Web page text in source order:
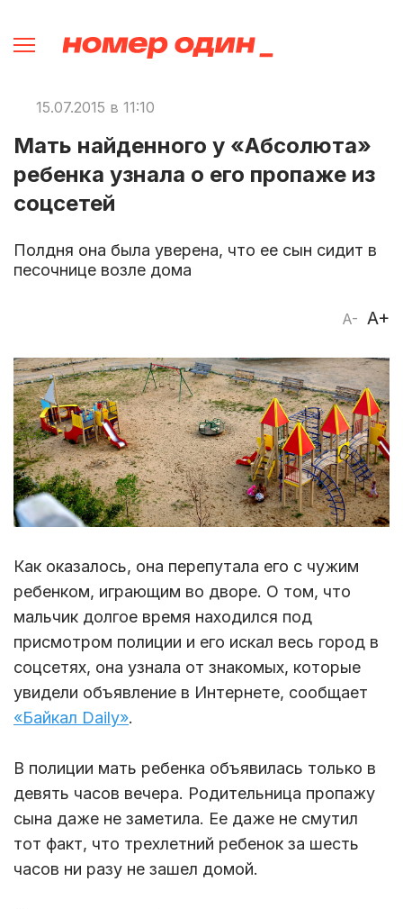
15.07.2015 в 11:10
Мать найденного у «Абсолюта»
ребенка узнала о его пропаже из
соцсетей
Полдня она была уверена, что ее сын сидит в
песочнице возле дома
A- A+
Как оказалось, она перепутала его с чужим
ребенком, играющим во дворе. О том, что
мальчик долгое время находился под
присмотром полиции и его искал весь город в
соцсетях, она узнала от знакомых, которые
увидели объявление в Интернете, сообщает
«Байкал Daily».
В полиции мать ребенка объявилась только в
девять часов вечера. Родительница пропажу
сына даже не заметила. Ее даже не смутил
тот факт, что трехлетний ребенок за шесть
часов ни разу не зашел домой.